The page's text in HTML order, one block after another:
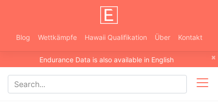
Blog Wettkämpfe Hawaii Qualifikation Über Kontakt
×
Endurance Data is also available in English